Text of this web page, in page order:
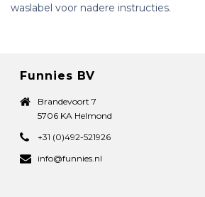
waslabel voor nadere instructies.
Funnies BV
Brandevoort 7
5706 KA Helmond
+31 (0)492-521926
info@funnies.nl